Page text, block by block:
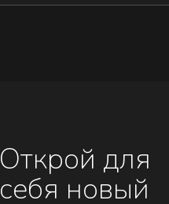
Открой для
себя новый